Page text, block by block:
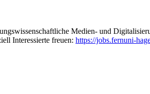
Medien- und
Interessierte freuen: https://jobs.fernuni-